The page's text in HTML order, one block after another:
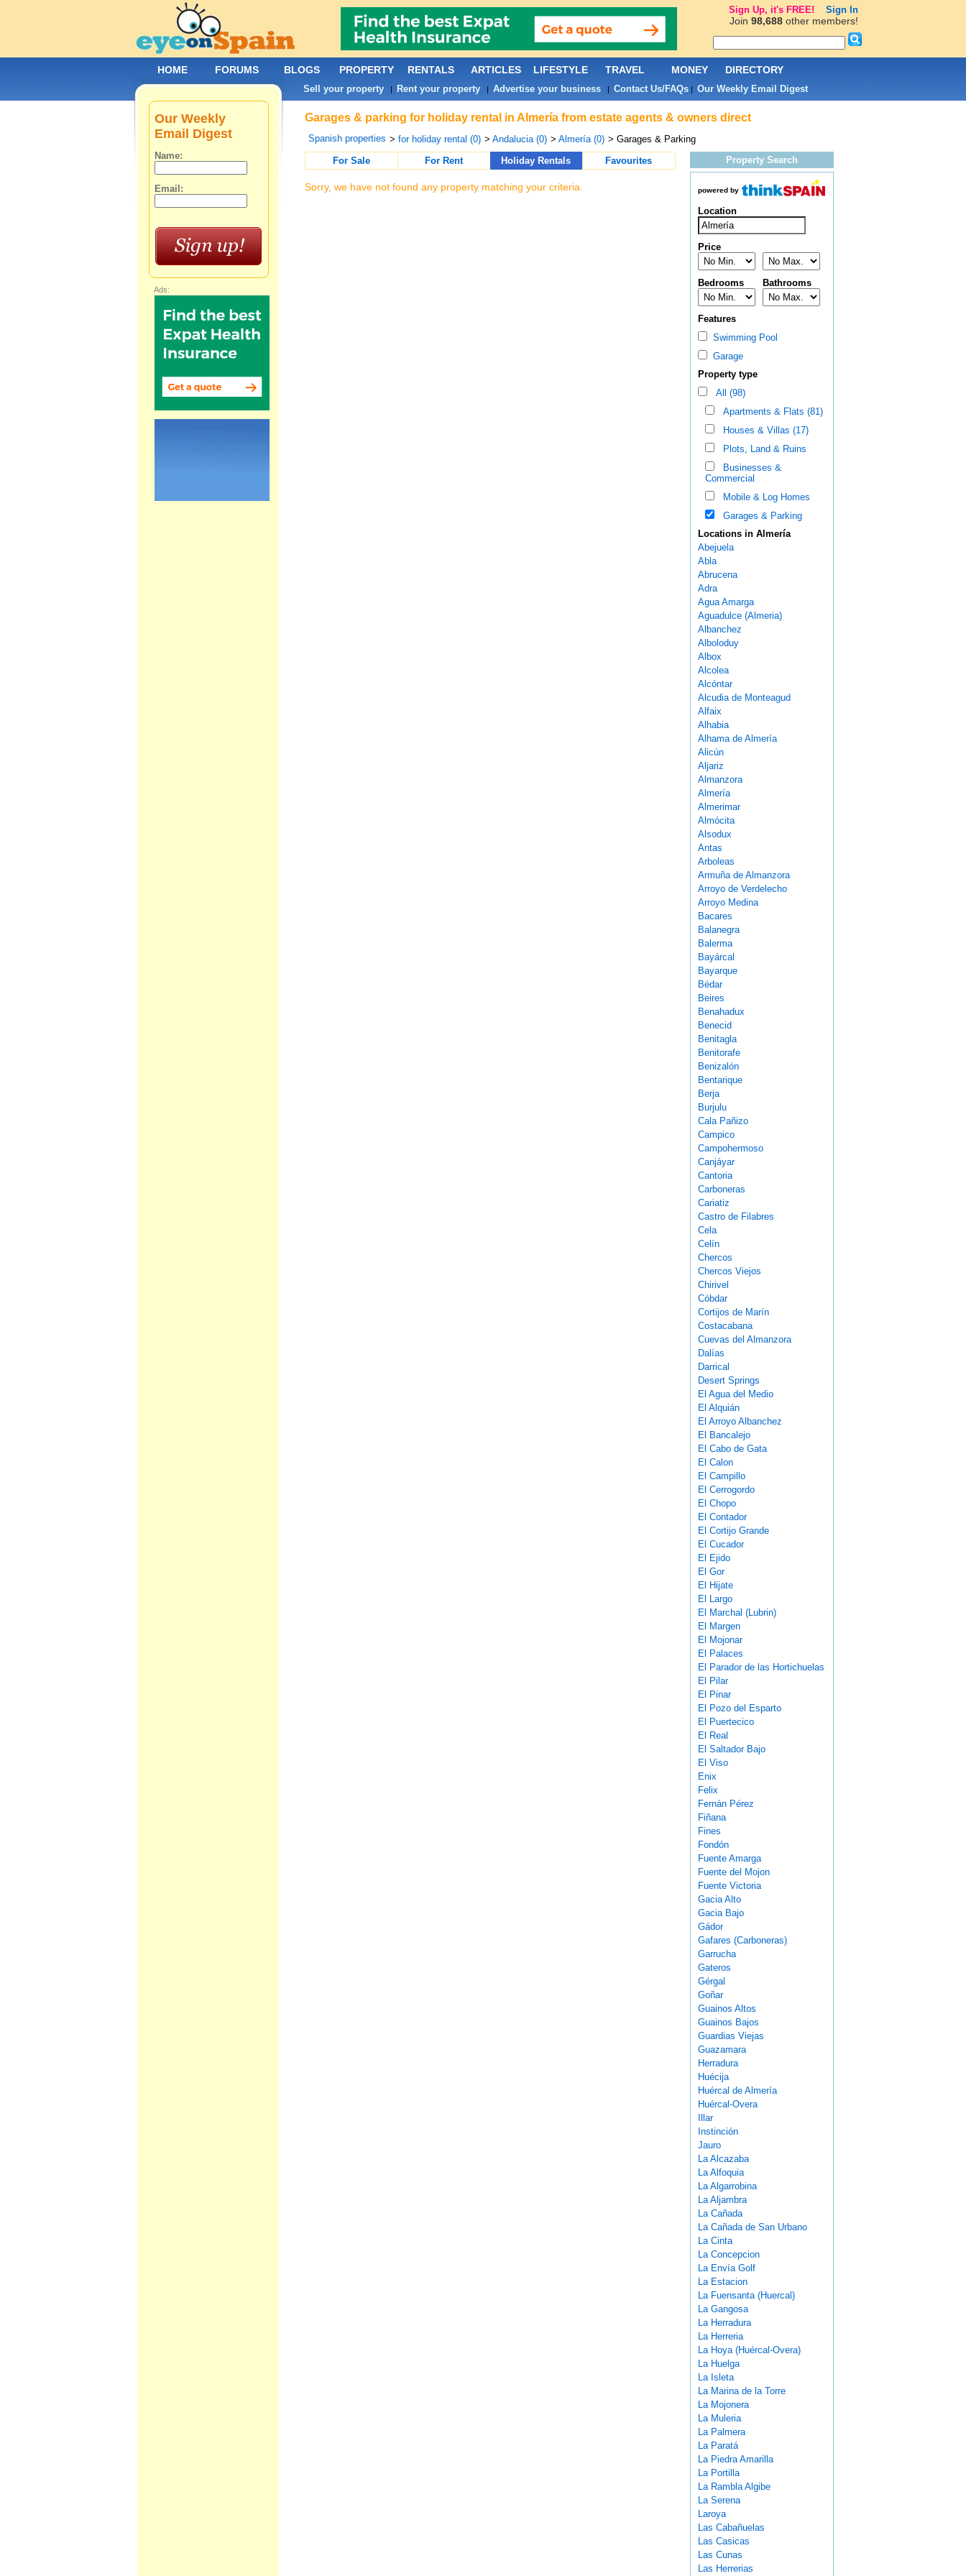
Garages & parking for holiday rental in Almería from estate agents & owners direct
Spanish properties > for holiday rental (0) > Andalucia (0) > Almería (0) > Garages & Parking
For Sale
For Rent Holiday Rentals Favourites
Sorry, we have not found any property matching your criteria.
Property Search
powered by
Location
Price
Bedrooms Bathrooms
Features
Swimming Pool
Garage
Property type
All (98)
Apartments & Flats (81)
Houses & Villas (17)
Plots, Land & Ruins
Businesses &
Commercial
Mobile & Log Homes
Garages & Parking
Locations in Almería
Abejuela
Abla
Abrucena
Adra
Agua Amarga
Aguadulce (Almeria)
Albanchez
Alboloduy
Albox
Alcolea
Alcóntar
Alcudia de Monteagud
Alfaix
Alhabia
Alhama de Almería
Alicún
Aljariz
Almanzora
Almería
Almerimar
Almócita
Alsodux
Antas
Arboleas
Armuña de Almanzora
Arroyo de Verdelecho
Arroyo Medina
Bacares
Balanegra
Balerma
Bayárcal
Bayarque
Bédar
Beires
Benahadux
Benecid
Benitagla
Benitorafe
Benizalón
Bentarique
Berja
Burjulu
Cala Pañizo
Campico
Campohermoso
Canjáyar
Cantoria
Carboneras
Cariatiz
Castro de Filabres
Cela
Celín
Chercos
Chercos Viejos
Chirivel
Cóbdar
Cortijos de Marín
Costacabana
Cuevas del Almanzora
Dalías
Darrical
Desert Springs
El Agua del Medio
El Alquián
El Arroyo Albanchez
El Bancalejo
El Cabo de Gata
El Calon
El Campillo
El Cerrogordo
El Chopo
El Contador
El Cortijo Grande
El Cucador
El Ejido
El Gor
El Hijate
El Largo
El Marchal (Lubrin)
El Margen
El Mojonar
El Palaces
El Parador de las Hortichuelas
El Pilar
El Pinar
El Pozo del Esparto
El Puertecico
El Real
El Saltador Bajo
El Viso
Enix
Felix
Fernán Pérez
Fiñana
Fines
Fondón
Fuente Amarga
Fuente del Mojon
Fuente Victoria
Gacia Alto
Gacia Bajo
Gádor
Gafares (Carboneras)
Garrucha
Gateros
Gérgal
Goñar
Guainos Altos
Guainos Bajos
Guardias Viejas
Guazamara
Herradura
Huécija
Huércal de Almería
Huércal-Overa
Illar
Instinción
Jauro
La Alcazaba
La Alfoquia
La Algarrobina
La Aljambra
La Cañada
La Cañada de San Urbano
La Cinta
La Concepcion
La Envía Golf
La Estacion
La Fuensanta (Huercal)
La Gangosa
La Herradura
La Herreria
La Hoya (Huércal-Overa)
La Huelga
La Isleta
La Marina de la Torre
La Mojonera
La Muleria
La Palmera
La Paratá
La Piedra Amarilla
La Portilla
La Rambla Algibe
La Serena
Laroya
Las Cabañuelas
Las Casicas
Las Cunas
Las Herrerias
Our Weekly
Email Digest
Name:
Email:
Ads:
HOME FORUMS BLOGS PROPERTY RENTALS ARTICLES LIFESTYLE TRAVEL MONEY DIRECTORY
Sell your property| Rent your property| Advertise your business| Contact Us/FAQs| Our Weekly Email Digest
Sign Up, it's FREE! Sign In
Join 98,688other members!